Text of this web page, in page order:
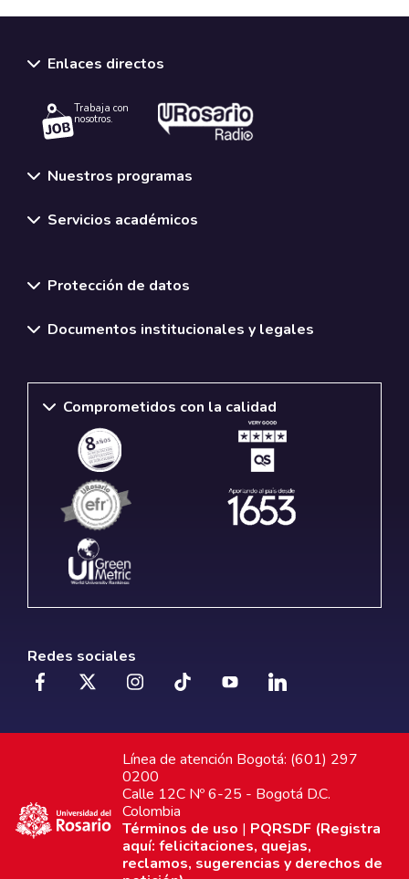
Enlaces directos
Trabaja con
nosotros.
Nuestros programas
Servicios académicos
Protección de datos
Documentos institucionales y legales
Comprometidos con la calidad
Redes sociales
Línea de atención Bogotá: (601) 297
0200
Calle 12C Nº 6-25 - Bogotá D.C.
Colombia
Términos de uso | PQRSDF (Registra
aquí: felicitaciones, quejas,
reclamos, sugerencias y derechos de